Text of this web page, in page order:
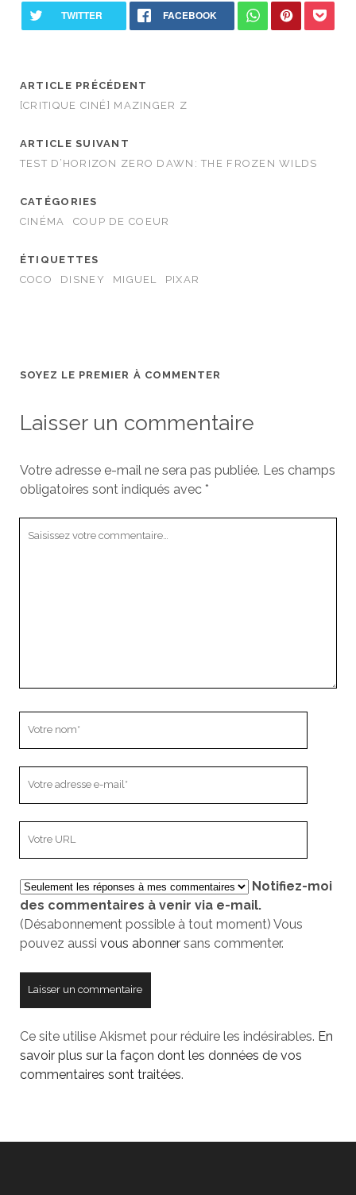
ARTICLE PRÉCÉDENT
[CRITIQUE CINÉ] MAZINGER Z
ARTICLE SUIVANT
TEST D’HORIZON ZERO DAWN: THE FROZEN WILDS
CATÉGORIES
CINÉMA
COUP DE COEUR
ÉTIQUETTES
COCO
DISNEY MIGUEL PIXAR
SOYEZ LE PREMIER À COMMENTER
Laisser un commentaire
Votre adresse e-mail ne sera pas publiée. Les champs
obligatoires sont indiqués avec *
mail
votre
site
Notifiez-moi
des commentaires à venir via e-mail.
(Désabonnement possible à tout moment) Vous
pouvez aussi vous abonnersans commenter.
Ce site utilise Akismet pour réduire les indésirables. En
savoir plus sur la façon dont les données de vos
commentaires sont traitées.